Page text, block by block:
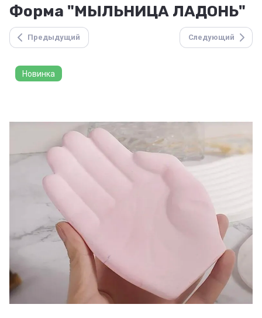
Форма "МЫЛЬНИЦА ЛАДОНЬ"
Предыдущий Следующий
Новинка